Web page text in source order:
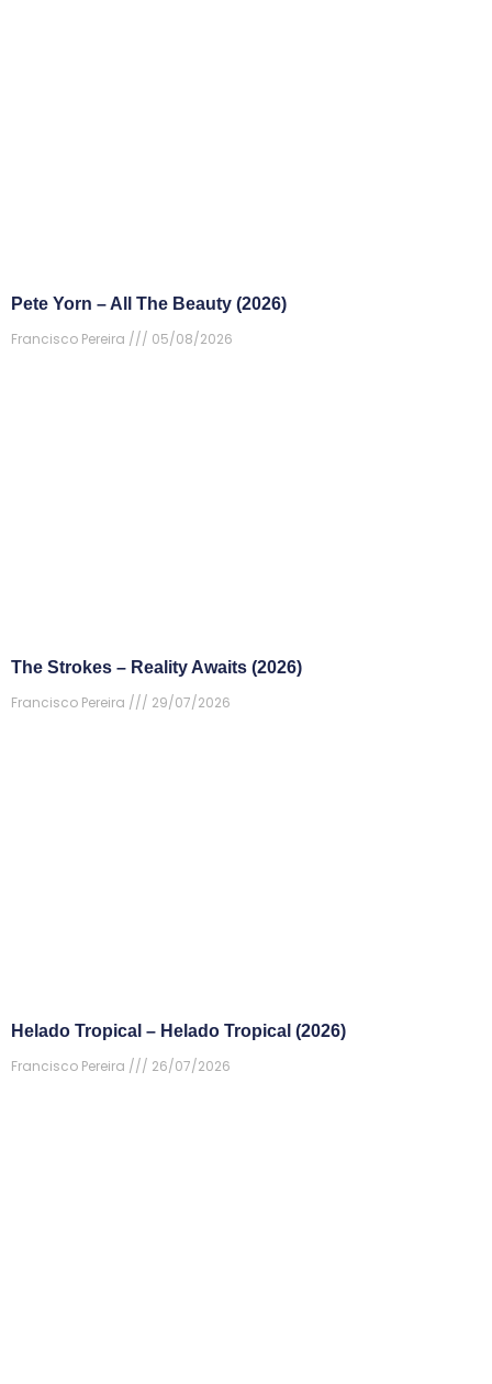
Pete Yorn – All The Beauty (2026)
Francisco Pereira
05/08/2026
The Strokes – Reality Awaits (2026)
Francisco Pereira
29/07/2026
Helado Tropical – Helado Tropical (2026)
Francisco Pereira
26/07/2026